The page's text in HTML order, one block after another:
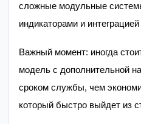
сложные модульные
индикаторами и
Важный момент: иногда
модель с дополнительной
сроком службы, чем
который быстро выйдет из